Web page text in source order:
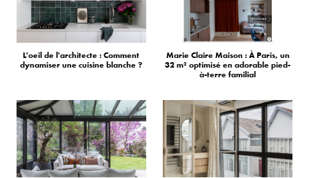
L'oeil de l'architecte : Comment
dynamiser une cuisine blanche ?
Marie Claire Maison : À Paris, un
32 m² optimisé en adorable pied-
à-terre familial